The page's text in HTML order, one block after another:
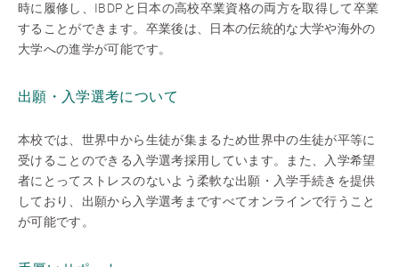
時に履修し、IBDPと日本の高校卒業資格の両方を取得して卒業
することができます。卒業後は、日本の伝統的な大学や海外の
大学への進学が可能です。
出願・入学選考について
本校では、世界中から生徒が集まるため世界中の生徒が平等に
受けることのできる入学選考採用しています。また、入学希望
者にとってストレスのないよう柔軟な出願・入学手続きを提供
しており、出願から入学選考まですべてオンラインで行うこと
が可能です。